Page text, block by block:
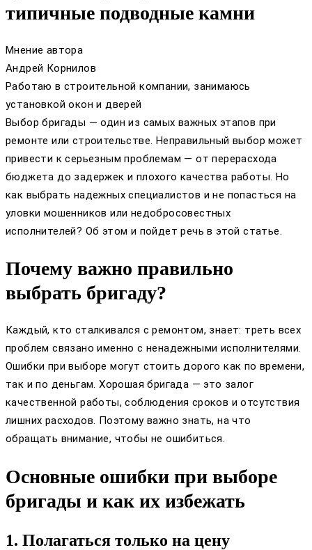
типичные подводные камни
Мнение автора
Андрей Корнилов
Работаю в строительной компании, занимаюсь
установкой окон и дверей
Выбор бригады — один из самых важных этапов при
ремонте или строительстве. Неправильный выбор может
привести к серьезным проблемам — от перерасхода
бюджета до задержек и плохого качества работы. Но
как выбрать надежных специалистов и не попасться на
уловки мошенников или недобросовестных
исполнителей? Об этом и пойдет речь в этой статье.
Почему важно правильно
выбрать бригаду?
Каждый, кто сталкивался с ремонтом, знает: треть всех
проблем связано именно с ненадежными исполнителями.
Ошибки при выборе могут стоить дорого как по времени,
так и по деньгам. Хорошая бригада — это залог
качественной работы, соблюдения сроков и отсутствия
лишних расходов. Поэтому важно знать, на что
обращать внимание, чтобы не ошибиться.
Основные ошибки при выборе
бригады и как их избежать
1. Полагаться только на цену